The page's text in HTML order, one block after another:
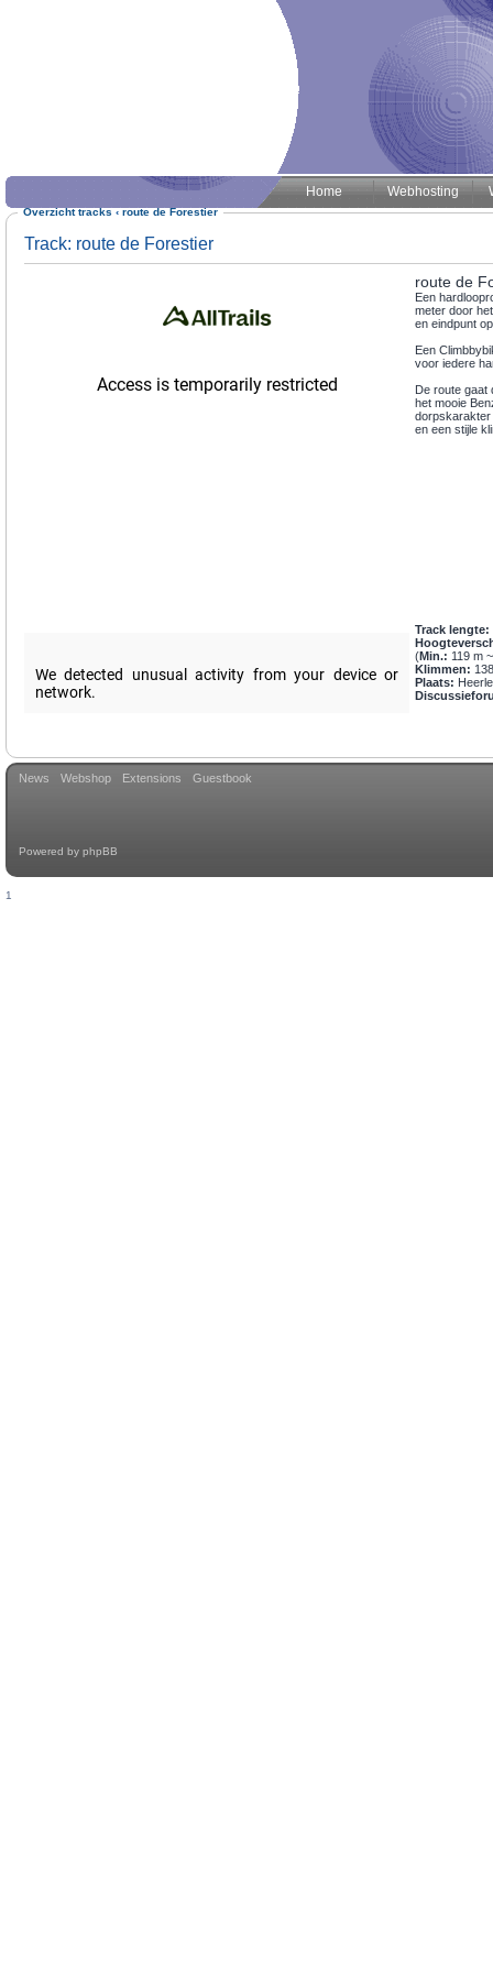
Home Webhosting
Overzicht tracks ‹ route de Forestier
Track: route de Forestier
route de
Een
meter door
en eindpunt
Een
voor iedere
De route gaat
het mooie
dorpskarakter
en een stijle
Track lengte:
(Min.: 119 m
Klimmen:
Plaats:
News Webshop Extensions Guestbook
Powered by phpBB
1